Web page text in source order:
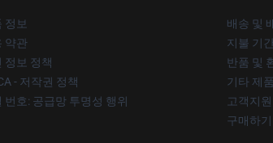
정보
약관
정보 정책
- 저작권 정책
번호: 공급망 투명성 행위
배송 및
지불 기
반품 및
기타 제품
고객지
구매하기